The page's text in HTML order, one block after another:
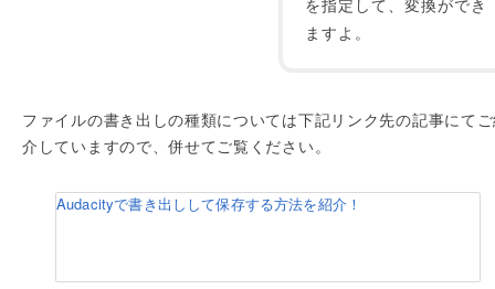
を指定して、変換ができ
ますよ。
ファイルの書き出しの種類については下記リンク先の記事にて
介していますので、併せてご覧ください。
Audacityで書き出しして保存する方法を紹介！